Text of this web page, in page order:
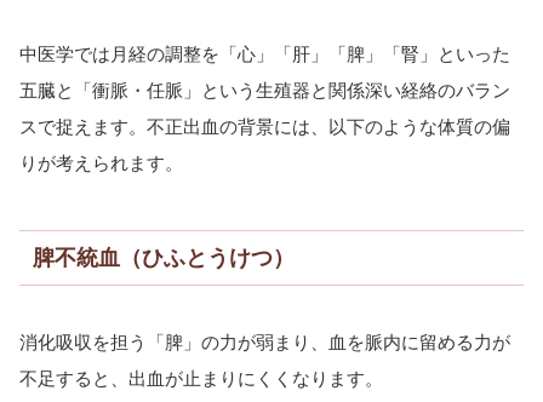
中医学では月経の調整を「心」「肝」「脾」「腎」といった
五臓と「衝脈・任脈」という生殖器と関係深い経絡のバラン
スで捉えます。不正出血の背景には、以下のような体質の偏
りが考えられます。
脾不統血（ひふとうけつ）
消化吸収を担う「脾」の力が弱まり、血を脈内に留める力が
不足すると、出血が止まりにくくなります。